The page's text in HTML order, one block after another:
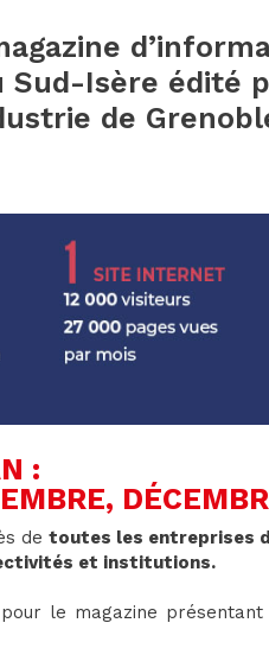
Sud-Isère édité
de
:
de toutes les entreprises
et institutions.
le magazine présentant